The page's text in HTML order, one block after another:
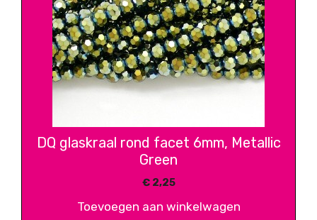
DQ glaskraal rond facet 6mm, Metallic
Green
€2,25
Toevoegen aan winkelwagen